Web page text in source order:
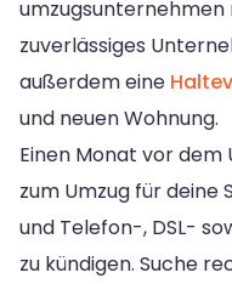
umzugsunternehmen
zuverlässiges
außerdem eine
und neuen Wohnung.
Einen Monat vor dem
zum Umzug für deine
und Telefon-, DSL-
zu kündigen. Suche